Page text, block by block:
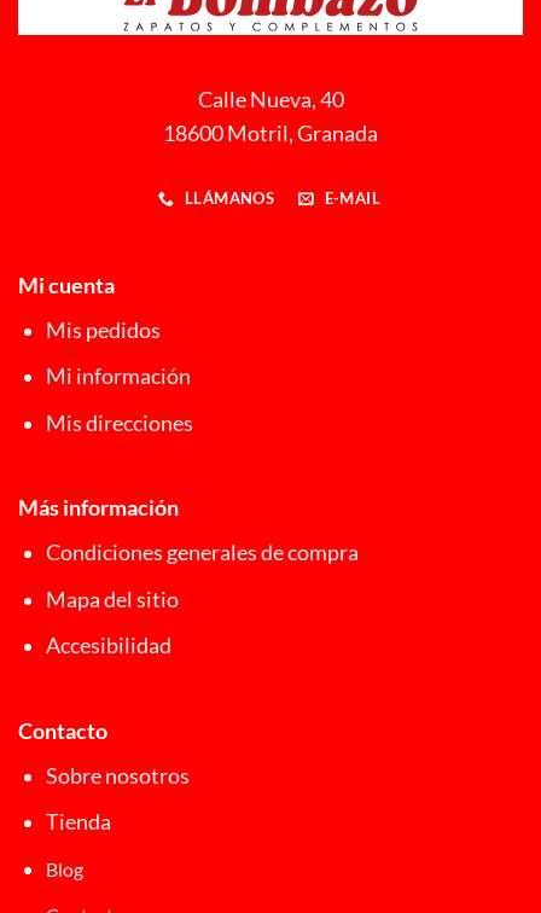
Calle Nueva, 40
18600 Motril, Granada
LLÁMANOS E-MAIL
Mi cuenta
Mis pedidos
Mi información
Mis direcciones
Más información
Condiciones generales de compra
Mapa del sitio
Accesibilidad
Contacto
Sobre nosotros
Tienda
Blog